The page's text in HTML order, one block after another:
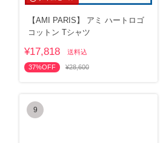
【AMI PARIS】 アミ ハートロゴ
コットン Tシャツ
¥17,818 送料込
37%OFF ¥28,600
9